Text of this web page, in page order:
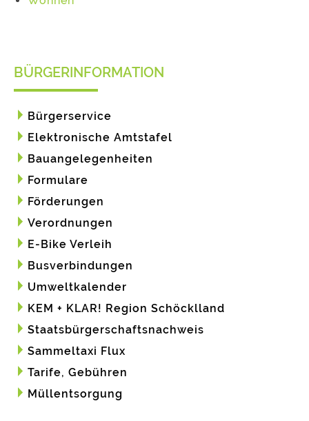
BÜRGERINFORMATION
Bürgerservice
Elektronische Amtstafel
Bauangelegenheiten
Formulare
Förderungen
Verordnungen
E-Bike Verleih
Busverbindungen
Umweltkalender
KEM + KLAR! Region Schöcklland
Staatsbürgerschaftsnachweis
Sammeltaxi Flux
Tarife, Gebühren
Müllentsorgung